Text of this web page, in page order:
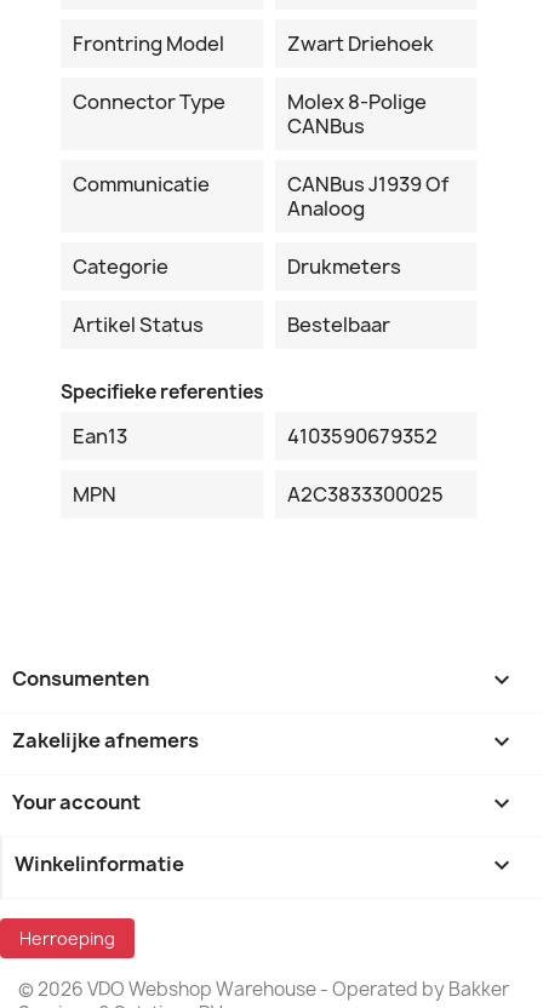
Frontring Model Zwart Driehoek
Connector Type
Molex 8-Polige
CANBus
Communicatie
CANBus J1939 Of
Analoog
Categorie Drukmeters
Artikel Status Bestelbaar
Specifieke referenties
Ean13 4103590679352
MPN A2C3833300025
Consumenten 
Zakelijke afnemers 
Your account 
Winkelinformatie keyboard_arrow_down
Herroeping
© 2026 VDO Webshop Warehouse - Operated by Bakker